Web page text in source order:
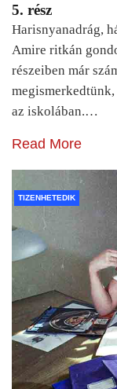
5. rész
Harisnyanadrág,
Amire ritkán
részeiben már
az iskolában.…
Read More
TIZENHETEDIK